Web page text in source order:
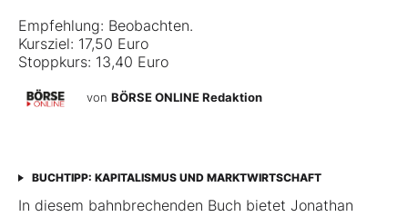
Empfehlung: Beobachten.
Kursziel: 17,50 Euro
Stoppkurs: 13,40 Euro
von BÖRSE ONLINE Redaktion
BUCHTIPP: KAPITALISMUS UND MARKTWIRTSCHAFT
In diesem bahnbrechenden Buch bietet Jonathan